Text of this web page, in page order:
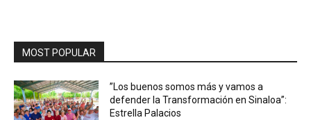
MOST POPULAR
”Los buenos somos más y vamos a
defender la Transformación en Sinaloa”:
Estrella Palacios